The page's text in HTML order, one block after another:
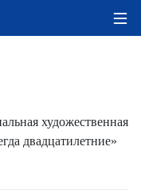
художественная
двадцатилетние»